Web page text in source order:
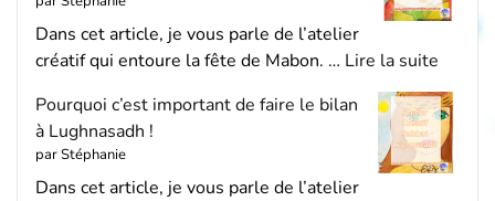
Dans cet article, je vous parle de l’atelier
créatif qui entoure la fête de Mabon. … Lire la suite
Pourquoi c’est important de faire le bilan
à Lughnasadh !
par Stéphanie
Dans cet article, je vous parle de l’atelier